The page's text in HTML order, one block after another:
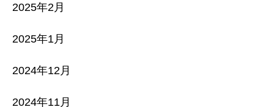
2025年2月
2025年1月
2024年12月
2024年11月